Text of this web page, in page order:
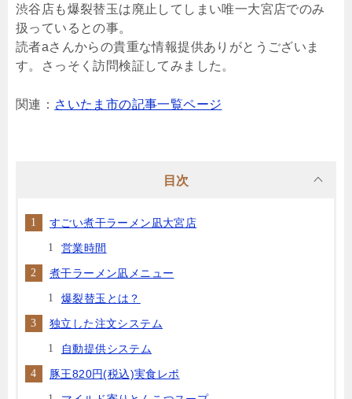
渋谷店も爆裂替玉は廃止してしまい唯一大宮店でのみ
扱っているとの事。
読者aさんからの貴重な情報提供ありがとうございま
す。さっそく訪問検証してみました。
関連： さいたま市の記事一覧ページ
目次
すごい煮干ラーメン凪大宮店
営業時間
煮干ラーメン凪メニュー
爆裂替玉とは？
独立した注文システム
自動提供システム
豚王820円(税込)実食レポ